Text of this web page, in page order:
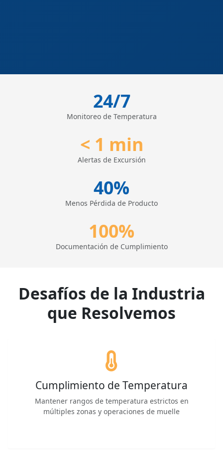
24/7
Monitoreo de Temperatura
< 1 min
Alertas de Excursión
40%
Menos Pérdida de Producto
100%
Documentación de Cumplimiento
Desafíos de la Industria
que Resolvemos
Cumplimiento de Temperatura
Mantener rangos de temperatura estrictos en
múltiples zonas y operaciones de muelle